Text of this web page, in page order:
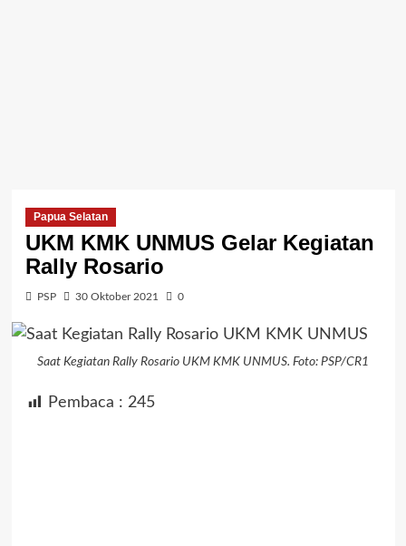
Papua Selatan
UKM KMK UNMUS Gelar Kegiatan
Rally Rosario
PSP 30 Oktober 2021 0
Saat Kegiatan Rally Rosario UKM KMK UNMUS. Foto: PSP/CR1
Pembaca : 245